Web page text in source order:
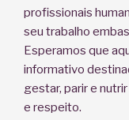
profissionais
seu trabalho
Esperamos que
informativo
gestar, parir e
e respeito.